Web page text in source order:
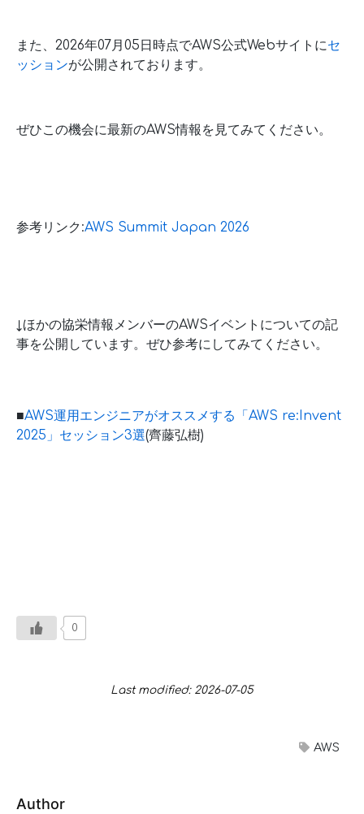
また、2026年07月05日時点でAWS公式Webサイトにセ
ッションが公開されております。
ぜひこの機会に最新のAWS情報を見てみてください。
参考リンク:AWS Summit Japan 2026
↓ほかの協栄情報メンバーのAWSイベントについての記
事を公開しています。ぜひ参考にしてみてください。
■AWS運用エンジニアがオススメする「AWS re:Invent
2025」セッション3選(齊藤弘樹)
0
Last modified: 2026-07-05
AWS
Author